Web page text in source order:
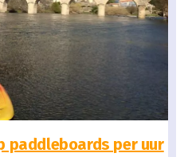
paddleboards per uur